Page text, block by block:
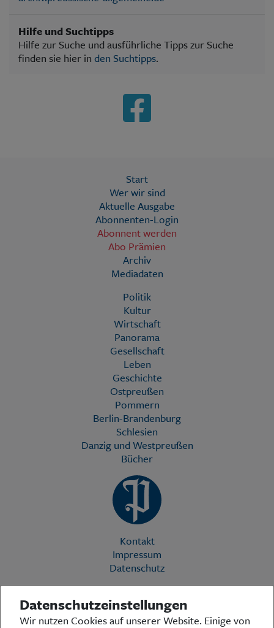
Hilfe und Suchtipps
Hilfe zur Suche und ausführliche Tipps zur Suche
finden sie hier in den Suchtipps.
Start
Wer wir sind
Aktuelle Ausgabe
Abonnenten-Login
Abonnent werden
Abo Prämien
Archiv
Mediadaten
Politik
Kultur
Wirtschaft
Panorama
Gesellschaft
Leben
Geschichte
Ostpreußen
Pommern
Berlin-Brandenburg
Schlesien
Danzig und Westpreußen
Bücher
Kontakt
Impressum
Datenschutz
Die Preußische Allgemeine Zeitung (PAZ) ist eine einzigartige Stimme
in der deutschen Medienlandschaft. Woche für Woche berichtet sie
Datenschutzeinstellungen
Wir nutzen Cookies auf unserer Website. Einige von